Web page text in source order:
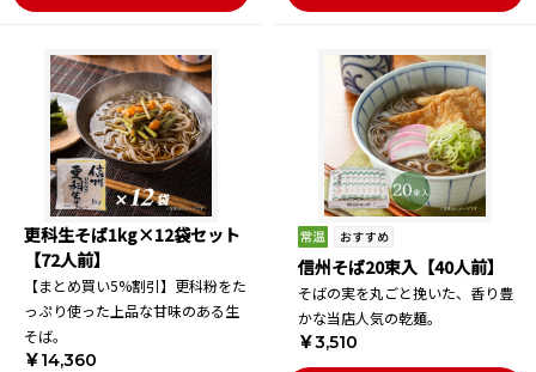
更科生そば1kg×12袋セット
【72人前】
【まとめ買い5%割引】更科粉をた
っぷり使った上品な甘味のある生
そば。
￥14,360
信州そば20束入【40人前】
そばの実を丸ごと挽いた、香り豊
かな当店人気の乾麺。
￥3,510